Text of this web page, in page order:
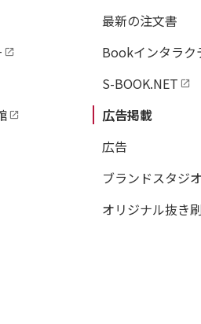
最新の注文書
Bookインタラク
S-BOOK.NET
広告掲載
広告
ブランドスタジオ
オリジナル抜き